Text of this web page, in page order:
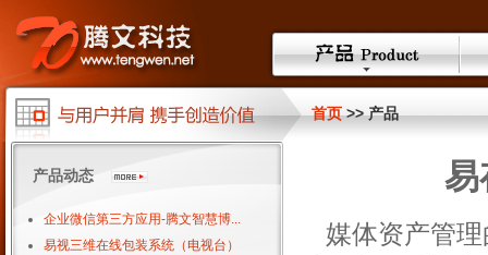
首页>> 产品
产品动态
企业微信第三方应用-腾文智慧博...
易视三维在线包装系统（电视台）
易
媒体资产管